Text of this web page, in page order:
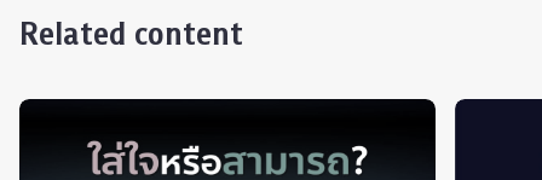
Related content